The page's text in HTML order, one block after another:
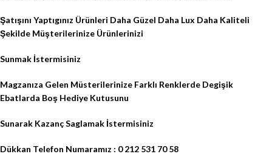
Şatışını Yaptıgınız Ürünleri Daha Güzel Daha Lux Daha Kaliteli
Şekilde Müşterilerinize Ürünlerinizi
Sunmak İstermisiniz
Magzanıza Gelen Müsterilerinize Farklı Renklerde Degişik
Ebatlarda Boş Hediye Kutusunu
Sunarak Kazanç Saglamak İstermisiniz
Dükkan Telefon Numaramız : 0 212 531 70 58